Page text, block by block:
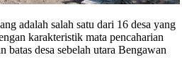
adalah salah satu dari 16 desa yang
karakteristik mata pencaharian
batas desa sebelah utara Bengawan